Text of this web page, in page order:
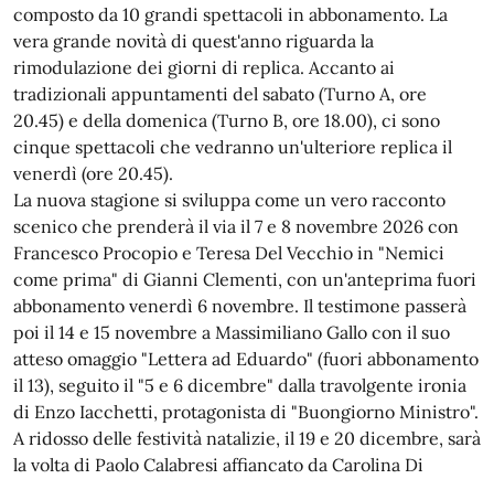
composto da 10 grandi spettacoli in abbonamento. La
vera grande novità di quest'anno riguarda la
rimodulazione dei giorni di replica. Accanto ai
tradizionali appuntamenti del sabato (Turno A, ore
20.45) e della domenica (Turno B, ore 18.00), ci sono
cinque spettacoli che vedranno un'ulteriore replica il
venerdì (ore 20.45).
La nuova stagione si sviluppa come un vero racconto
scenico che prenderà il via il 7 e 8 novembre 2026 con
Francesco Procopio e Teresa Del Vecchio in "Nemici
come prima" di Gianni Clementi, con un'anteprima fuori
abbonamento venerdì 6 novembre. Il testimone passerà
poi il 14 e 15 novembre a Massimiliano Gallo con il suo
atteso omaggio "Lettera ad Eduardo" (fuori abbonamento
il 13), seguito il "5 e 6 dicembre" dalla travolgente ironia
di Enzo Iacchetti, protagonista di "Buongiorno Ministro".
A ridosso delle festività natalizie, il 19 e 20 dicembre, sarà
la volta di Paolo Calabresi affiancato da Carolina Di